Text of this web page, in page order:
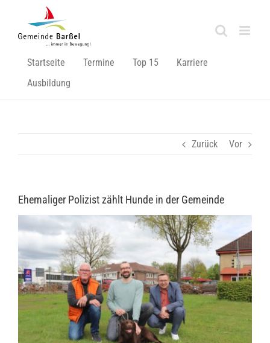
springen
Startseite Termine Top 15
Karriere
Ausbildung
Zurück Vor
Ehemaliger Polizist zählt Hunde in der Gemeinde
Zeige
grösseres
Bild